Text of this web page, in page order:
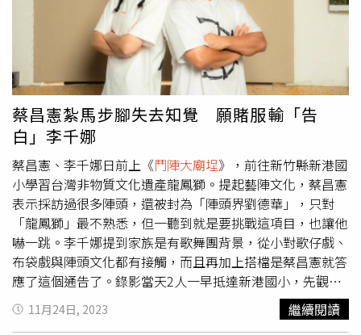
最後蔡昌憲更是完美從兩層高板凳「翻跟斗」完美落地，蔡
昌憲最後自評70至80分，自覺細節可能沒處理好，但重於
過程中踩點、套路都有跟團員們完美互動合作到，覺得大家
努力過程才是最重要的；李千娜則是激動落淚，情緒難以撫
平，透露其中有一段鬥獅頭已經用盡吃奶的力氣，最後幾個
動作跟蔡昌憲互動已經是用意志力在撐住，一度想放棄，好
在2人順利完成挑戰，別俱意義。李千娜使盡吃奶力氣把動
作做好。（圖／民視提供）
蔡昌憲紮馬步腳失去知覺 願賭服輸「告
白」李千娜
蔡昌憲、李千娜日前上《鬥陣大廟埕》，前往新竹縣新港國
小學習台灣非物質文化遺產龍鳳獅。提起藝陣文化，蔡昌憲
表示採訪過很多陣頭，還被封為「陣頭界劉德華」，只對
「龍鳳獅」最不熟悉，但一聽到就是要挑戰這項目，也讓他
嚇一跳。李千娜提到家族是有歌舞團背景，從小對歌仔戲、
布袋戲與陣頭文化都有接觸，而且再加上搭檔是蔡昌憲就答
應了這個通告了。錄影當天2人一早抵達新港國小，先觀摩
學員小朋友的精彩的龍鳳獅表演，讓蔡昌憲、李千娜看到入
神，接著馬上開始體驗龍鳳獅扎實基礎訓練，其中最基本的
11月24日, 2023 繼續閱讀